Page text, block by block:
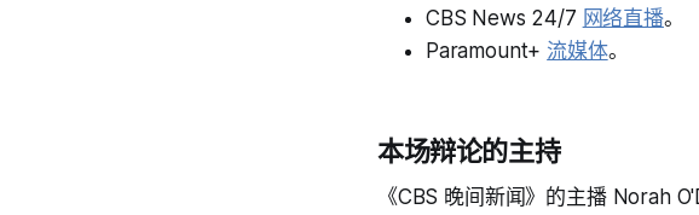
CBS News 24/7 网络直播。
Paramount+ 流媒体。
本场辩论的主持
《CBS 晚间新闻》的主播 Norah